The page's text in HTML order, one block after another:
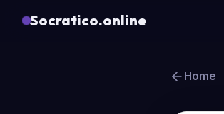
Socratico.online
Home